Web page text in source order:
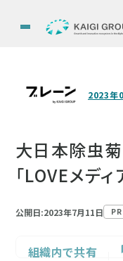
2023年
大日本除虫
「LOVEメデ
公開日:2023年7月11日 PR
組織内で共有